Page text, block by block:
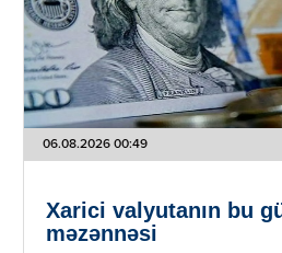
06.08.2026 00:49
Xarici valyutanın bu
məzənnəsi